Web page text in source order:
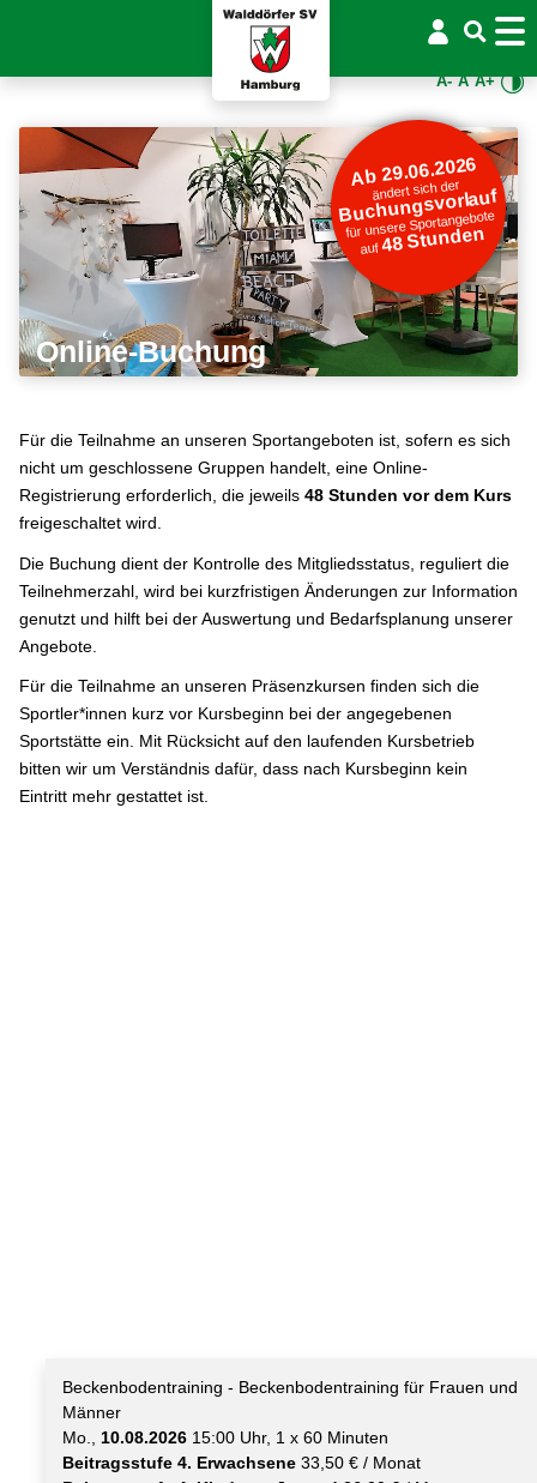
A- A A+
Ab 29.06.2026
ändert sich der
Buchungsvorlauf
für unsere Sportangebote
auf48 Stunden
Online-Buchung
Für die Teilnahme an unseren Sportangeboten ist, sofern es sich
nicht um geschlossene Gruppen handelt, eine Online-
Registrierung erforderlich, die jeweils 48 Stunden vor dem Kurs
freigeschaltet wird.
Die Buchung dient der Kontrolle des Mitgliedsstatus, reguliert die
Teilnehmerzahl, wird bei kurzfristigen Änderungen zur Information
genutzt und hilft bei der Auswertung und Bedarfsplanung unserer
Angebote.
Für die Teilnahme an unseren Präsenzkursen finden sich die
Sportler*innen kurz vor Kursbeginn bei der angegebenen
Sportstätte ein. Mit Rücksicht auf den laufenden Kursbetrieb
bitten wir um Verständnis dafür, dass nach Kursbeginn kein
Eintritt mehr gestattet ist.
Beckenbodentraining - Beckenbodentraining für Frauen und
Männer
Mo., 10.08.2026 15:00 Uhr, 1 x 60 Minuten
Beitragsstufe 4. Erwachsene 33,50 € / Monat